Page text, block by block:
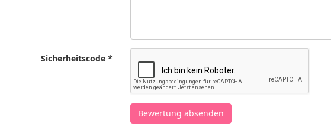
Sicherheitscode *
Bewertung absenden